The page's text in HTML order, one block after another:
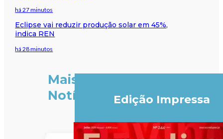
há 27 minutos
Eclipse vai reduzir produção solar em 45%,
indica REN
há 28 minutos
Mais
Notícias
Edição Impressa